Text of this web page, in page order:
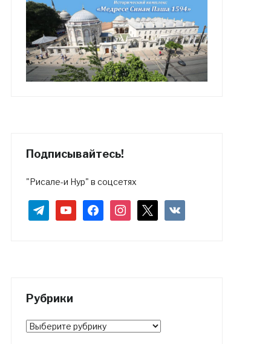
Подписывайтесь!
"Рисале-и Нур" в соцсетях
telegramyoutubefacebookinstagram vkontakte
Рубрики
Рубрики